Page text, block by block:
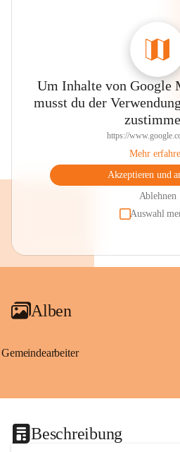
Um Inhalte von Google
musst du der
https://
Mehr
Akzeptieren und
Ablehnen
Auswahl
Alben
Gemeindearbeiter
Beschreibung